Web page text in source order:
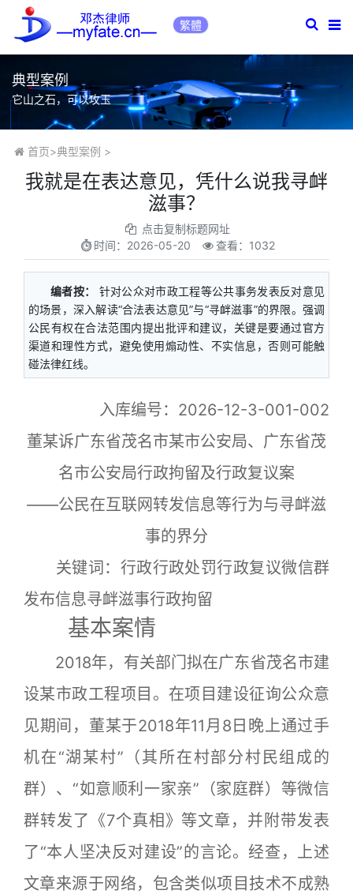
繁體
典型案例
它山之石，可以攻玉
首页>典型案例 >
我就是在表达意见，凭什么说我寻衅
滋事？
点击复制标题网址
时间： 2026-05-20 查看：1032
编者按：
针对公众对市政工程等公共事务发表反对意见
的场景，深入解读“合法表达意见”与“寻衅滋事”的界限。强调
公民有权在合法范围内提出批评和建议，关键是要通过官方
渠道和理性方式，避免使用煽动性、不实信息，否则可能触
碰法律红线。
入库编号：2026-12-3-001-002
董某诉广东省茂名市某市公安局、广东省茂
名市公安局行政拘留及行政复议案
——公民在互联网转发信息等行为与寻衅滋
事的界分
关键词：行政行政处罚行政复议微信群
发布信息寻衅滋事行政拘留
基本案情
2018年，有关部门拟在广东省茂名市建
设某市政工程项目。在项目建设征询公众意
见期间，董某于2018年11月8日晚上通过手
机在“湖某村”（其所在村部分村民组成的
群）、“如意顺利一家亲”（家庭群）等微信
群转发了《7个真相》等文章，并附带发表
了“本人坚决反对建设”的言论。经查，上述
文章来源于网络，包含类似项目技术不成熟